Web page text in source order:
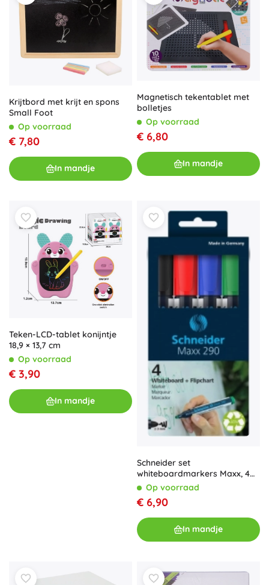
Krijtbord met krijt en spons
Small Foot
Op voorraad
€ 7,80
In mandje
Magnetisch tekentablet met
bolletjes
Op voorraad
€ 6,80
In mandje
Teken-LCD-tablet konijntje
18,9 × 13,7 cm
Op voorraad
€ 3,90
In mandje
Schneider set
whiteboardmarkers Maxx, 4
stuksOp voorraad
€ 6,90
In mandje